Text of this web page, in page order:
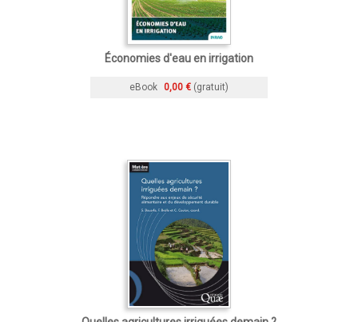
Économies d'eau en irrigation
eBook 0,00 € (gratuit)